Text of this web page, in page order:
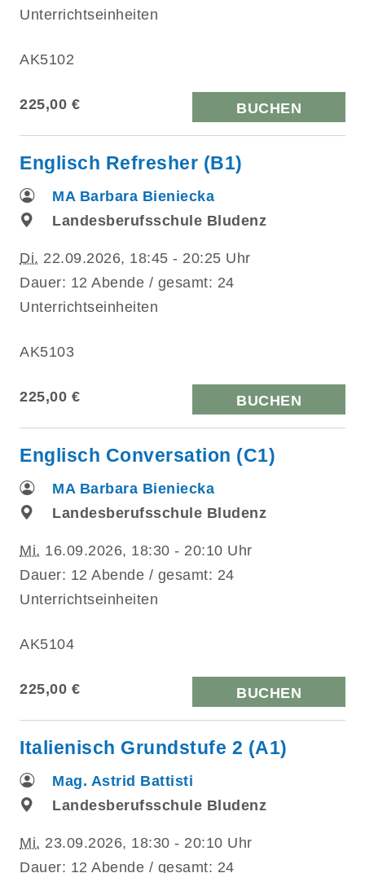
Unterrichtseinheiten
AK5102
225,00 € BUCHEN
Englisch Refresher (B1)
MA Barbara Bieniecka
Landesberufsschule Bludenz
Di. 22.09.2026, 18:45 - 20:25 Uhr
Dauer: 12 Abende / gesamt: 24
Unterrichtseinheiten
AK5103
225,00 € BUCHEN
Englisch Conversation (C1)
MA Barbara Bieniecka
Landesberufsschule Bludenz
Mi. 16.09.2026, 18:30 - 20:10 Uhr
Dauer: 12 Abende / gesamt: 24
Unterrichtseinheiten
AK5104
225,00 € BUCHEN
Italienisch Grundstufe 2 (A1)
Mag. Astrid Battisti
Landesberufsschule Bludenz
Mi. 23.09.2026, 18:30 - 20:10 Uhr
Dauer: 12 Abende / gesamt: 24